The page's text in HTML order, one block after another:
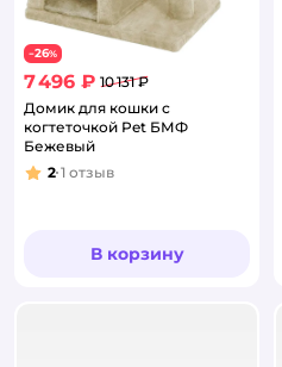
−26%
7 496 ₽ 10 131 ₽
Домик для кошки с
когтеточкой Pet БМФ
Бежевый
Рейтинг:
2 1 отзыв
В корзину